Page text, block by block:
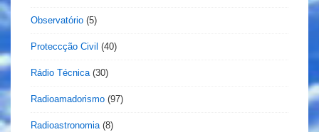
Observatório (5)
Proteccção Civil (40)
Rádio Técnica(30)
Radioamadorismo (97)
Radioastronomia(8)